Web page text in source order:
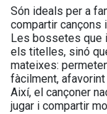
Són ideals per a
compartir cançons
Les bossetes que
els titelles, sinó
mateixes:
fàcilment,
Així, el cançoner
jugar i compartir